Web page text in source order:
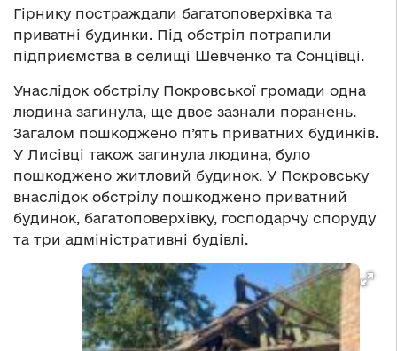
Гірнику постраждали багатоповерхівка та
приватні будинки. Під обстріл потрапили
підприємства в селищі Шевченко та Сонцівці.
Унаслідок обстрілу Покровської громади одна
людина загинула, ще двоє зазнали поранень.
Загалом пошкоджено п’ять приватних будинків.
У Лисівці також загинула людина, було
пошкоджено житловий будинок. У Покровську
внаслідок обстрілу пошкоджено приватний
будинок, багатоповерхівку, господарчу споруду
та три адміністративні будівлі.